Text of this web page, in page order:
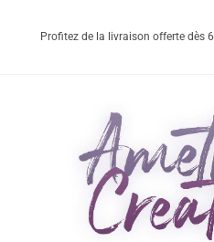
Profitez de la livraison offerte dès